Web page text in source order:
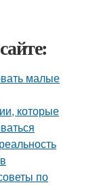
малые
которые
по